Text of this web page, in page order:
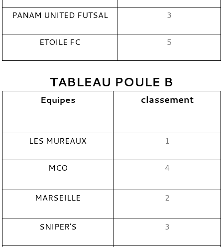
PANAM UNITED FUTSAL 3
ETOILE FC 5
TABLEAU POULE B
Equipes classement
LES MUREAUX 1
MCO 4
MARSEILLE 2
SNIPER'S 3